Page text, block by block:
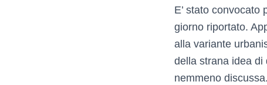
E’ stato convocato
giorno riportato.
alla variante
della strana idea
nemmeno